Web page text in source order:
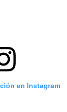
en Instagram